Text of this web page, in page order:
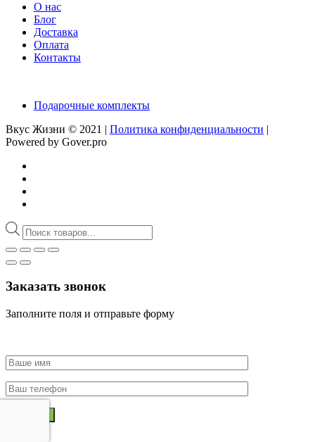
О нас
Блог
Доставка
Оплата
Контакты
Подарочные комплекты
Вкус Жизни © 2021 | Политика конфиденциальности
Powered by Gover.pro
Поиск
товаров
Заказать звонок
Заполните поля и отправьте форму